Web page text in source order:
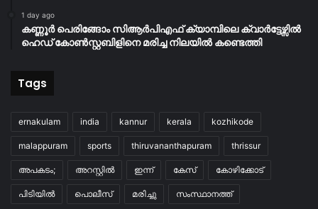
1 day ago
കണ്ണൂർ പെരിങ്ങോം സിആർപിഎഫ് ക്യാമ്പിലെ ക്വാർട്ടേഴ്സിൽ
ഹെഡ് കോൺസ്റ്റബിളിനെ മരിച്ച നിലയിൽ കണ്ടെത്തി
Tags
ernakulam india kannur kerala kozhikode
malappuram sports thiruvananthapuram thrissur
അപകടം; അറസ്റ്റിൽ ഇന്ന് കേസ് കോഴിക്കോട്
പിടിയിൽ പൊലീസ് മരിച്ചു സംസ്ഥാനത്ത്